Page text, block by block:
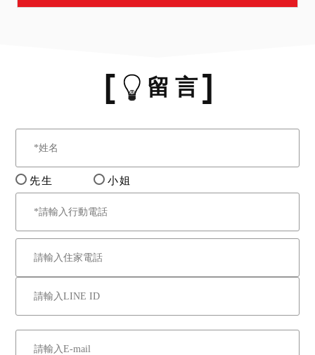
留 言
先生 小姐